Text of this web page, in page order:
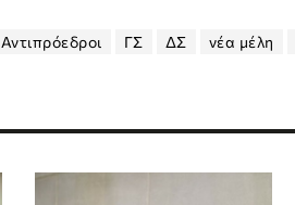
Αντιπρόεδροι ΓΣ ΔΣ νέα μέλη